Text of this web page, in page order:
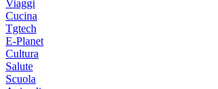
Viaggi
Cucina
Tgtech
E-Planet
Cultura
Salute
Scuola